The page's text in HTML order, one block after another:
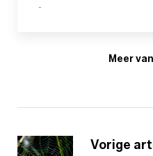
-
Meer
Vorige